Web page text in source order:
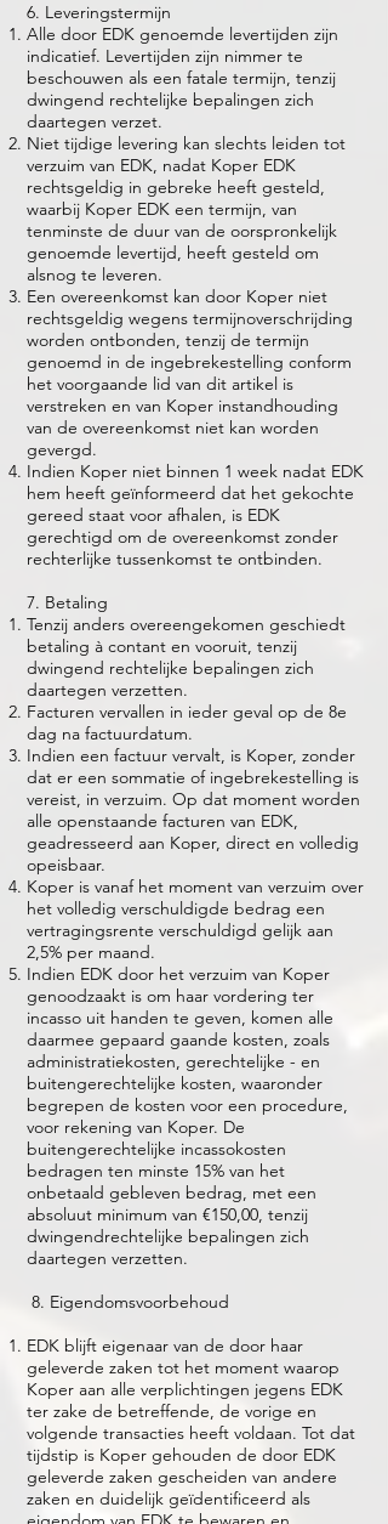
6. Leveringstermijn
Alle door EDK genoemde levertijden zijn
indicatief. Levertijden zijn nimmer te
beschouwen als een fatale termijn, tenzij
dwingend rechtelijke bepalingen zich
daartegen verzet.
Niet tijdige levering kan slechts leiden tot
verzuim van EDK, nadat Koper EDK
rechtsgeldig in gebreke heeft gesteld,
waarbij Koper EDK een termijn, van
tenminste de duur van de oorspronkelijk
genoemde levertijd, heeft gesteld om
alsnog te leveren.
Een overeenkomst kan door Koper niet
rechtsgeldig wegens termijnoverschrijding
worden ontbonden, tenzij de termijn
genoemd in de ingebrekestelling conform
het voorgaande lid van dit artikel is
verstreken en van Koper instandhouding
van de overeenkomst niet kan worden
gevergd.
Indien Koper niet binnen 1 week nadat EDK
hem heeft geïnformeerd dat het gekochte
gereed staat voor afhalen, is EDK
gerechtigd om de overeenkomst zonder
rechterlijke tussenkomst te ontbinden.
7. Betaling
Tenzij anders overeengekomen geschiedt
betaling à contant en vooruit, tenzij
dwingend rechtelijke bepalingen zich
daartegen verzetten.
Facturen vervallen in ieder geval op de 8e
dag na factuurdatum.
Indien een factuur vervalt, is Koper, zonder
dat er een sommatie of ingebrekestelling is
vereist, in verzuim. Op dat moment worden
alle openstaande facturen van EDK,
geadresseerd aan Koper, direct en volledig
opeisbaar.
Koper is vanaf het moment van verzuim over
het volledig verschuldigde bedrag een
vertragingsrente verschuldigd gelijk aan
2,5% per maand.
Indien EDK door het verzuim van Koper
genoodzaakt is om haar vordering ter
incasso uit handen te geven, komen alle
daarmee gepaard gaande kosten, zoals
administratiekosten, gerechtelijke - en
buitengerechtelijke kosten, waaronder
begrepen de kosten voor een procedure,
voor rekening van Koper. De
buitengerechtelijke incassokosten
bedragen ten minste 15% van het
onbetaald gebleven bedrag, met een
absoluut minimum van €150,00, tenzij
dwingendrechtelijke bepalingen zich
daartegen verzetten.
8. Eigendomsvoorbehoud
EDK blijft eigenaar van de door haar
geleverde zaken tot het moment waarop
Koper aan alle verplichtingen jegens EDK
ter zake de betreffende, de vorige en
volgende transacties heeft voldaan. Tot dat
tijdstip is Koper gehouden de door EDK
geleverde zaken gescheiden van andere
zaken en duidelijk geïdentificeerd als